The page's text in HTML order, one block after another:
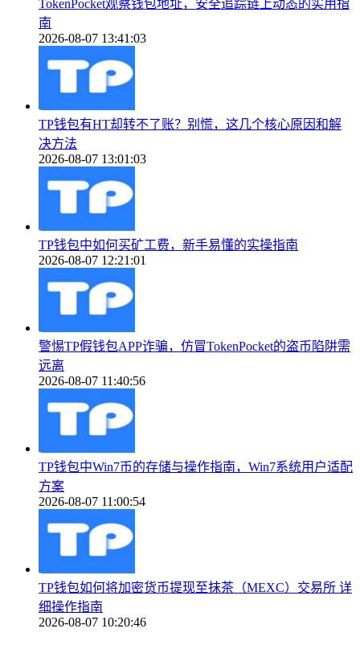
TokenPocket观察钱包地址，安全追踪链上动态的实用指
南
2026-08-07 13:41:03
TP钱包有HT却转不了账？别慌，这几个核心原因和解
决方法
2026-08-07 13:01:03
TP钱包中如何买矿工费，新手易懂的实操指南
2026-08-07 12:21:01
警惕TP假钱包APP诈骗，仿冒TokenPocket的盗币陷阱需
远离
2026-08-07 11:40:56
TP钱包中Win7币的存储与操作指南，Win7系统用户适配
方案
2026-08-07 11:00:54
TP钱包如何将加密货币提现至抹茶（MEXC）交易所 详
细操作指南
2026-08-07 10:20:46